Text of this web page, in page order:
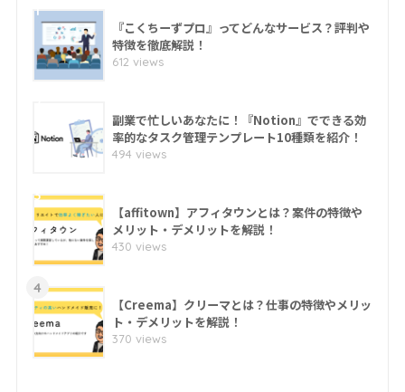
1
『こくちーずプロ』ってどんなサービス？評判や
特徴を徹底解説！
612 views
副業で忙しいあなたに！『Notion』でできる効
率的なタスク管理テンプレート10種類を紹介！
494 views
3
【affitown】アフィタウンとは？案件の特徴や
メリット・デメリットを解説！
430 views
4
【Creema】クリーマとは？仕事の特徴やメリッ
ト・デメリットを解説！
370 views